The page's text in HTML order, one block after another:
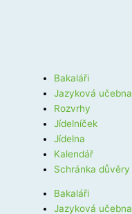
Bakaláři
Jazyková učebna
Rozvrhy
Jídelníček
Jídelna
Kalendář
Schránka důvěry
Bakaláři
Jazyková učebna